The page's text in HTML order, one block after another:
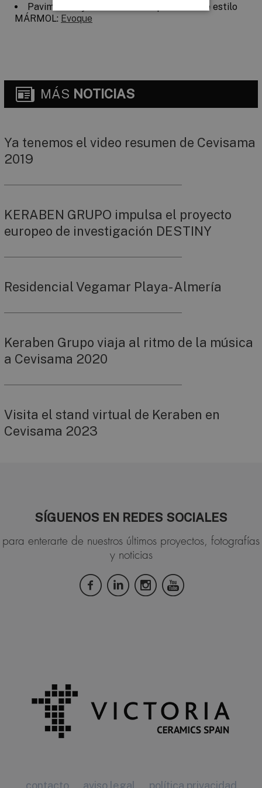
Pavimentos y revestimientos para BIM de estilo
MÁRMOL: Evoque
MÁS NOTICIAS
Ya tenemos el video resumen de Cevisama
2019
KERABEN GRUPO impulsa el proyecto
europeo de investigación DESTINY
Residencial Vegamar Playa- Almería
Keraben Grupo viaja al ritmo de la música
a Cevisama 2020
Visita el stand virtual de Keraben en
Cevisama 2023
SÍGUENOS EN REDES SOCIALES
para enterarte de nuestros últimos proyectos, fotografías
y noticias
contacto aviso legal política privacidad